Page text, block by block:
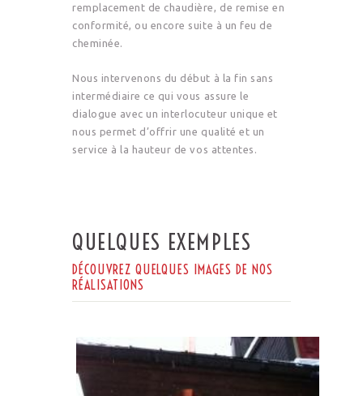
remplacement de chaudière, de remise en
conformité, ou encore suite à un feu de
cheminée.
Nous intervenons du début à la fin sans
intermédiaire ce qui vous assure le
dialogue avec un interlocuteur unique et
nous permet d’offrir une qualité et un
service à la hauteur de vos attentes.
QUELQUES EXEMPLES
DÉCOUVREZ QUELQUES IMAGES DE NOS
RÉALISATIONS